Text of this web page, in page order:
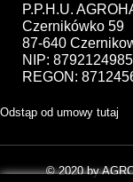
P.P.H.U.
Czernikówko 59
87-640
NIP: 8792124985
REGON:
Odstąp od umowy tutaj
© 2020 by